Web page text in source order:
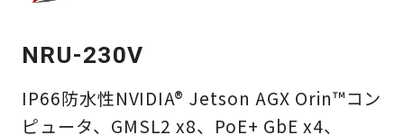
ニュース
技術情報
よくある質問
採用情報
NRU-230V
IP66防水性NVIDIA® Jetson AGX Orin™コン
ピュータ、GMSL2 x8、PoE+ GbE x4、